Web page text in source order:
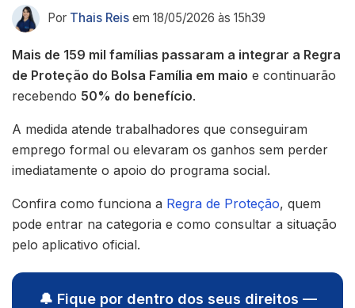
Por Thais Reis em 18/05/2026 às 15h39
Mais de 159 mil famílias passaram a integrar a Regra
de Proteção do Bolsa Família em maio e continuarão
recebendo 50% do benefício.
A medida atende trabalhadores que conseguiram
emprego formal ou elevaram os ganhos sem perder
imediatamente o apoio do programa social.
Confira como funciona a Regra de Proteção, quem
pode entrar na categoria e como consultar a situação
pelo aplicativo oficial.
🔔 Fique por dentro dos seus direitos —